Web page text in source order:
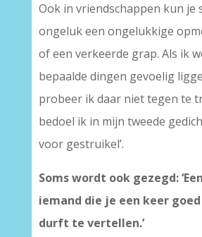
Ook in vriendschappen kun je
ongeluk een ongelukkige
of een verkeerde grap. Als ik
bepaalde dingen gevoelig
probeer ik daar niet tegen te
bedoel ik in mijn tweede
voor gestruikel’.
Soms wordt ook gezegd:
iemand die je een keer
durft te vertellen.’